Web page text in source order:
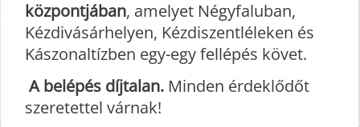
központjában, amelyet Négyfaluban,
Kézdivásárhelyen, Kézdiszentléleken és
Kászonaltízben egy-egy fellépés követ.
A belépés díjtalan. Minden érdeklődőt
szeretettel várnak!